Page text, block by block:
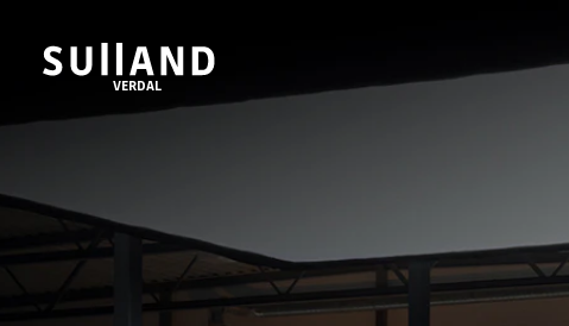
VERDAL